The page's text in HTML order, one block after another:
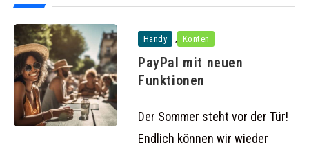
Handy , Konten
PayPal mit neuen
Funktionen
Der Sommer steht vor der Tür!
Endlich können wir wieder